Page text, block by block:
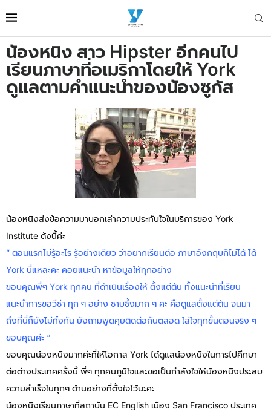
น้องหนิง สาว Hipster อีกคนไป
เรียนภาษาที่อเมริกาโดยให้ York
ดูแลตามคำแนะนำของน้องซูกัส
น้องหนิงส่งข้อความมาบอกเล่าความประทับใจในบริการของ York
Institute ด้งนี้ค่ะ
” ตอนแรกไม่รู้อะไร รู้อย่างเดียว ว่าอยากเรียนต่อ ภาษาอังกฤษก็ไม่ได้ ได้
York นี่แหละคะ คอยแนะนำ หาข้อมูลให้ทุกอย่าง
ขอบคุณพี่ๆ York ทุกคน ที่ดำเนินเรื่องให้ ตั้งแต่ต้น ทั้งแนะนำที่เรียน
แนะนำการขอวีซ่า ทุก ๆ อย่าง ซาบซึ้งมาก ๆ คะ คือดูแลตั้งแต่ต้น จนมา
ถึงที่นี่ก็ยังไม่ทิ้งกัน ยังถามพูดคุยติดต่อกันตลอด ใส่ใจทุกขั้นตอนจริง ๆ
ขอบคุณค่ะ “
ขอบคุณน้องหนิงมากค่ะที่ให้โอกาส York ได้ดูแลน้องหนิงในการไปศึกษา
ต่อต่างประเทศครั้งนี้ พี่ๆ ทุกคนภูมิใจและขอเป็นกำลังใจให้น้องหนิงประสบ
ความสำเร็จในทุกๆ ด้านอย่างที่ตั้งใจไว้นะคะ
น้องหนิงเรียนภาษาที่สถาบัน EC English เมือง San Francisco ประเทศ